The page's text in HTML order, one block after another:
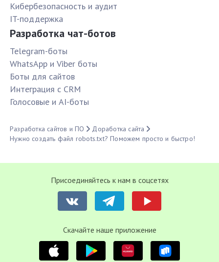
Кибербезопасность и аудит
IT-поддержка
Разработка чат-ботов
Telegram-боты
WhatsApp и Viber боты
Боты для сайтов
Интеграция с CRM
Голосовые и AI-боты
Разработка сайтов и ПО
Доработка сайта
Нужно создать файл robots.txt? Поможем просто и быстро!
Присоединяйтесь к нам в соцсетях
Cкачайте наше приложение